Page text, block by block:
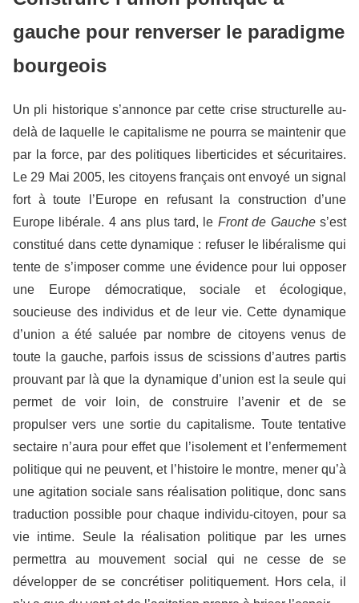
gauche pour renverser le paradigme
bourgeois
Un pli historique s’annonce par cette crise structurelle au-
delà de laquelle le capitalisme ne pourra se maintenir que
par la force, par des politiques liberticides et sécuritaires.
Le 29 Mai 2005, les citoyens français ont envoyé un signal
fort à toute l’Europe en refusant la construction d’une
Europe libérale. 4 ans plus tard, le Front de Gauches’est
constitué dans cette dynamique : refuser le libéralisme qui
tente de s’imposer comme une évidence pour lui opposer
une Europe démocratique, sociale et écologique,
soucieuse des individus et de leur vie. Cette dynamique
d’union a été saluée par nombre de citoyens venus de
toute la gauche, parfois issus de scissions d’autres partis
prouvant par là que la dynamique d’union est la seule qui
permet de voir loin, de construire l’avenir et de se
propulser vers une sortie du capitalisme. Toute tentative
sectaire n’aura pour effet que l’isolement et l’enfermement
politique qui ne peuvent, et l’histoire le montre, mener qu’à
une agitation sociale sans réalisation politique, donc sans
traduction possible pour chaque individu-citoyen, pour sa
vie intime. Seule la réalisation politique par les urnes
permettra au mouvement social qui ne cesse de se
développer de se concrétiser politiquement. Hors cela, il